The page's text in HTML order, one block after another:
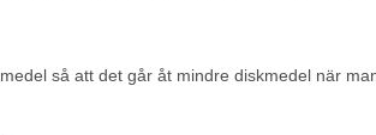
så att det går åt mindre diskmedel när